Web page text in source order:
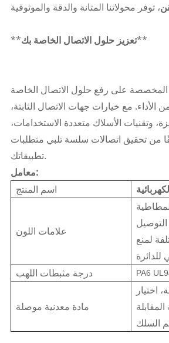
**تعزيز حلول الاتصال الخاصة بك**
على رفع حلول الاتصال الخاصة
مع خيارات جهات الاتصال الثابتة،
وتقنيات الأسلاك متعددة الاستخدامات،
من تحقيق اتصالات سلسة تلبي متطلبات
تطبيقاتك.
معامل:
اسم المنتج
علامات اللون
لمنع
درجة مثبطات اللهب
PA6
مادة معدنية موصلة
اختيار
السلك